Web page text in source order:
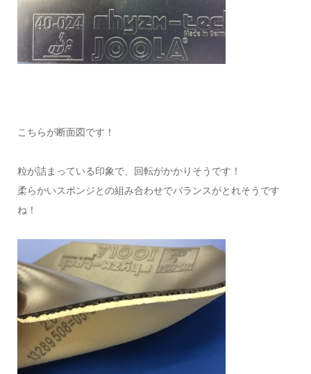
こちらが断面図です！
粒が詰まっている印象で、回転がかかりそうです！
柔らかいスポンジとの組み合わせでバランスがとれそうです
ね！